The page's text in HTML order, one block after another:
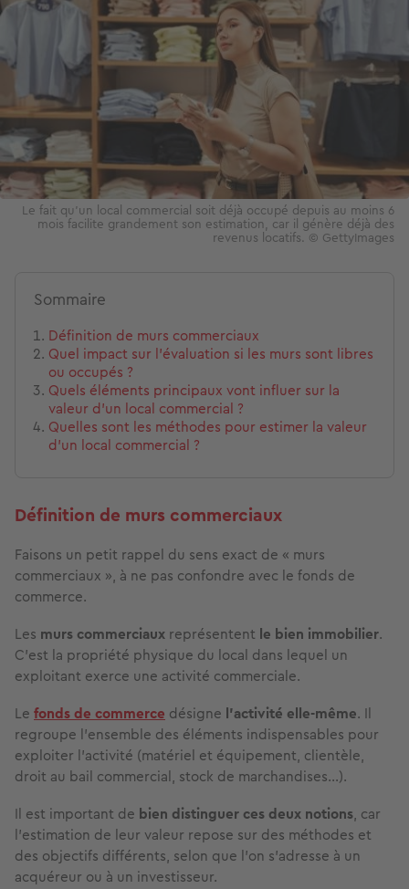
Le fait qu’un local commercial soit déjà occupé depuis au moins 6
mois facilite grandement son estimation, car il génère déjà des
revenus locatifs. © GettyImages
Sommaire
Définition de murs commerciaux
Quel impact sur l’évaluation si les murs sont libres
ou occupés ?
Quels éléments principaux vont influer sur la
valeur d’un local commercial ?
Quelles sont les méthodes pour estimer la valeur
d’un local commercial ?
Définition de murs commerciaux
Faisons un petit rappel du sens exact de « murs
commerciaux », à ne pas confondre avec le fonds de
commerce.
Les murs commerciaux représentent le bien immobilier.
C’est la propriété physique du local dans lequel un
exploitant exerce une activité commerciale.
Le fonds de commerce désigne l’activité elle-même. Il
regroupe l’ensemble des éléments indispensables pour
exploiter l’activité (matériel et équipement, clientèle,
droit au bail commercial, stock de marchandises…).
Il est important de bien distinguer ces deux notions, car
l’estimation de leur valeur repose sur des méthodes et
des objectifs différents, selon que l’on s’adresse à un
acquéreur ou à un investisseur.